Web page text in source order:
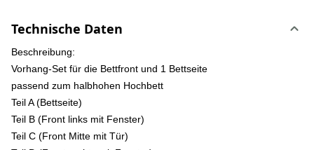
Technische Daten
Beschreibung:
Vorhang-Set für die Bettfront und 1 Bettseite
passend zum halbhohen Hochbett
Teil A (Bettseite)
Teil B (Front links mit Fenster)
Teil C (Front Mitte mit Tür)